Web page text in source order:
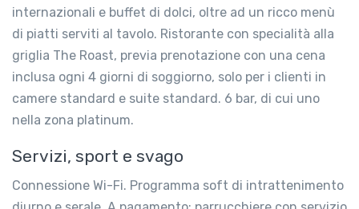
internazionali e buffet di dolci, oltre ad un ricco menù
di piatti serviti al tavolo. Ristorante con specialità alla
griglia The Roast, previa prenotazione con una cena
inclusa ogni 4 giorni di soggiorno, solo per i clienti in
camere standard e suite standard. 6 bar, di cui uno
nella zona platinum.
Servizi, sport e svago
Connessione Wi-Fi. Programma soft di intrattenimento